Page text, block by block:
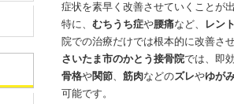
症状を素早く改善させていくことが出
特に、 むちうち症や腰痛など、 レン
院での治療だけでは根本的に改善さ
さいたま市のかとう接骨院では、即
骨格や関節、 筋肉などのズレやゆが
可能です。